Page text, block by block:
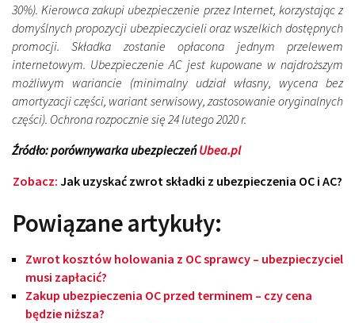
30%). Kierowca zakupi ubezpieczenie przez Internet, korzystając z
domyślnych propozycji ubezpieczycieli oraz wszelkich dostępnych
promocji. Składka zostanie opłacona jednym przelewem
internetowym. Ubezpieczenie AC jest kupowane w najdroższym
możliwym wariancie (minimalny udział własny, wycena bez
amortyzacji części, wariant serwisowy, zastosowanie oryginalnych
części). Ochrona rozpocznie się 24 lutego 2020 r.
Źródło: porównywarka ubezpieczeńUbea.pl
Zobacz: Jak uzyskać zwrot składki z ubezpieczenia OC i AC?
Powiązane artykuły:
Zwrot kosztów holowania z OC sprawcy – ubezpieczyciel
musi zapłacić?
Zakup ubezpieczenia OC przed terminem – czy cena
będzie niższa?